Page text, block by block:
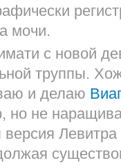
мочи.
с новой
труппы.
и делаю
но не
версия